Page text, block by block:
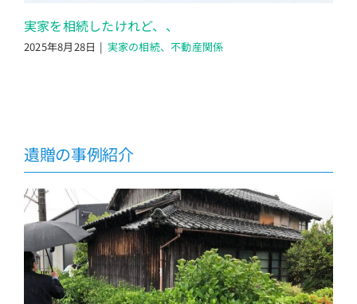
実家を相続したけれど、、
2025年8月28日 | 実家の相続、不動産関係
遺贈の事例紹介